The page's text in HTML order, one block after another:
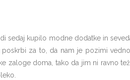
sedaj kupilo modne dodatke in
za to, da nam je pozimi
zaloge doma, tako da jim ni ravno